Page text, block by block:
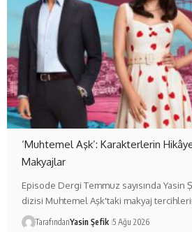
‘Muhtemel Aşk’: Karakterlerin
Makyajlar
Episode Dergi Temmuz sayısında Yasin
dizisi Muhtemel Aşk'taki makyaj
TarafındanYasin Şefik 5 Ağu 2026